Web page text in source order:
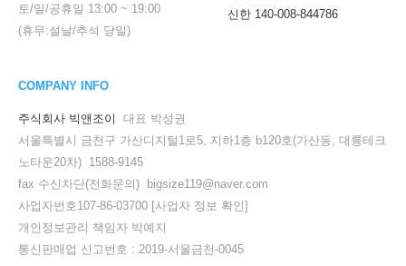
토/일/공휴일 13:00 ~ 19:00
(휴무:설날/추석 당일)
신한 140-008-844786
COMPANY INFO
주식회사 빅앤조이
대표 박성권
서울특별시 금천구 가산디지털1로5, 지하1층 b120호(가산동, 대륭테크
노타운20차) 1588-9145
fax 수신차단(전화문의) bigsize119@naver.com
사업자번호107-86-03700 [사업자 정보 확인]
개인정보관리 책임자 박예지
통신판매업 신고번호 : 2019-서울금천-0045